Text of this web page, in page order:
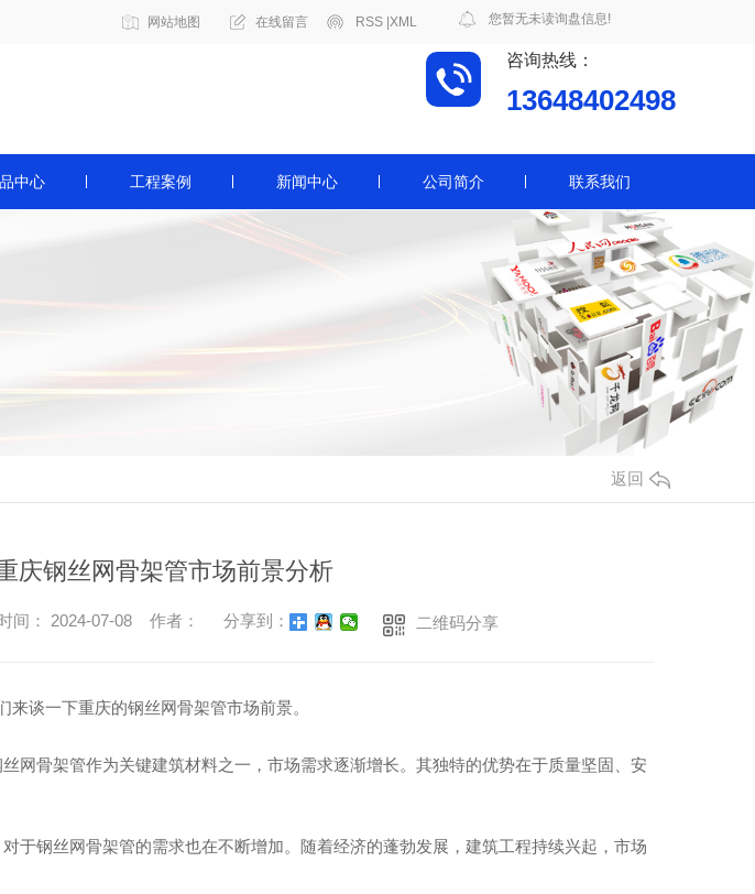
网站地图
在线留言 RSS XML 您暂无未读询盘信息!
咨询热线：
13648402498
中心 工程案例 新闻中心 公司简介 联系我们
返回
庆钢丝网骨架管市场前景分析
间： 2024-07-08 作者： 分享到： 二维码分享
谈一下重庆的钢丝网骨架管市场前景。
网骨架管作为关键建筑材料之一，市场需求逐渐增长。其独特的优势在于质量坚固、安
于钢丝网骨架管的需求也在不断增加。随着经济的蓬勃发展，建筑工程持续兴起，市场